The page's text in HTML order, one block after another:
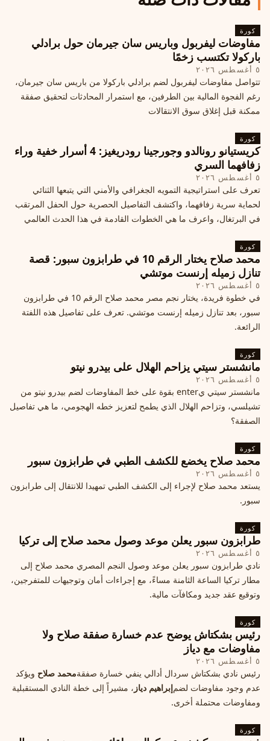
كورة
مفاوضات ليفربول وباريس سان جيرمان حول برادلي
باركولا تكتسب زخمًا
٥ أغسطس ٢٠٢٦
تتواصل مفاوضات ليفربول لضم برادلي باركولا من باريس سان جيرمان،
رغم الفجوة المالية بين الطرفين، مع استمرار المحادثات لتحقيق صفقة
ممكنة قبل إغلاق سوق الانتقالات
كورة
كريستيانو رونالدو وجورجينا رودريغيز: 4 أسرار خفية وراء
زفافهما السري
٥ أغسطس ٢٠٢٦
تعرف على استراتيجية التمويه الجغرافي والأمني التي يتبعها الثنائي
لحماية سرية زفافهما، واكتشف التفاصيل الحصرية حول الحفل المرتقب
في البرتغال، واعرف ما هي الخطوات القادمة في هذا الحدث العالمي
كورة
محمد صلاح يختار الرقم 10 في طرابزون سبور: قصة
تنازل زميله إرنست موتشي
٥ أغسطس ٢٠٢٦
في خطوة فريدة، يختار نجم مصر محمد صلاح الرقم 10 في طرابزون
سبور، بعد تنازل زميله إرنست موتشي. تعرف على تفاصيل هذه اللفتة
الرائعة.
كورة
مانشستر سيتي يزاحم الهلال على بيدرو نيتو
٥ أغسطس ٢٠٢٦
مانشستر سيتي يenter بقوة على خط المفاوضات لضم بيدرو نيتو من
تشيلسي، وتزاحم الهلال الذي يطمح لتعزيز خطه الهجومي، ما هي تفاصيل
الصفقة؟
كورة
محمد صلاح يخضع للكشف الطبي في طرابزون سبور
٥ أغسطس ٢٠٢٦
يستعد محمد صلاح لإجراء إلى الكشف الطبي تمهيدا للانتقال إلى طرابزون
سبور.
كورة
طرابزون سبور يعلن موعد وصول محمد صلاح إلى تركيا
٥ أغسطس ٢٠٢٦
نادي طرابزون سبور يعلن موعد وصول النجم المصري محمد صلاح إلى
مطار تركيا الساعة الثامنة مساءً، مع إجراءات أمان وتوجيهات للمتفرجين،
وتوقيع عقد جديد ومكافآت مالية.
كورة
رئيس بشكتاش يوضح عدم خسارة صفقة صلاح ولا
مفاوضات مع دياز
٥ أغسطس ٢٠٢٦
رئيس نادي بشكتاش سردال أدالي ينفي خسارة صفقةمحمد صلاح ويؤكد
عدم وجود مفاوضات لضمإبراهيم دياز ، مشيراً إلى خطة النادي المستقبلية
ومفاوضات محتملة أخرى.
كورة